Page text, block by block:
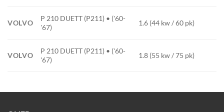
VOLVO
P 210 DUETT (P211) • ('60-
'67)
1.6 (44 kw / 60 pk)
VOLVO
P 210 DUETT (P211) • ('60-
'67)
1.8 (55 kw / 75 pk)